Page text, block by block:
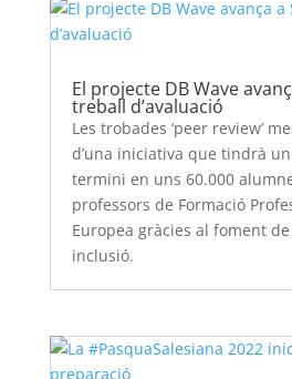
El projecte DB Wave
treball d’avaluació
Les trobades ‘peer review’
d’una iniciativa que tindrà
termini en uns 60.000
professors de Formació
Europea gràcies al foment
inclusió.